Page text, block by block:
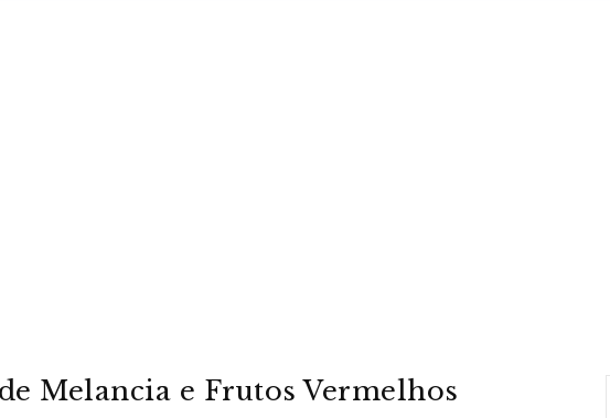
Melancia e Frutos Vermelhos